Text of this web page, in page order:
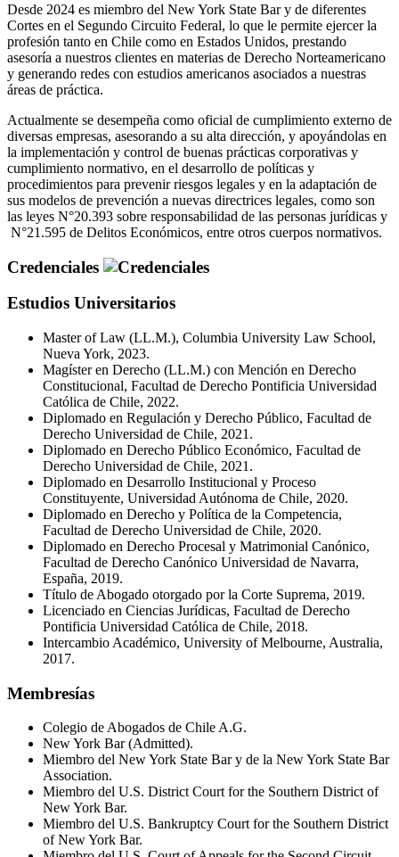
Desde 2024 es miembro del New York State Bar y de diferentes
Cortes en el Segundo Circuito Federal, lo que le permite ejercer la
profesión tanto en Chile como en Estados Unidos, prestando
asesoría a nuestros clientes en materias de Derecho Norteamericano
y generando redes con estudios americanos asociados a nuestras
áreas de práctica.
Actualmente se desempeña como oficial de cumplimiento externo de
diversas empresas, asesorando a su alta dirección, y apoyándolas en
la implementación y control de buenas prácticas corporativas y
cumplimiento normativo, en el desarrollo de políticas y
procedimientos para prevenir riesgos legales y en la adaptación de
sus modelos de prevención a nuevas directrices legales, como son
las leyes N°20.393 sobre responsabilidad de las personas jurídicas y
N°21.595 de Delitos Económicos, entre otros cuerpos normativos.
Credenciales
Estudios Universitarios
Master of Law (LL.M.), Columbia University Law School,
Nueva York, 2023.
Magíster en Derecho (LL.M.) con Mención en Derecho
Constitucional, Facultad de Derecho Pontificia Universidad
Católica de Chile, 2022.
Diplomado en Regulación y Derecho Público, Facultad de
Derecho Universidad de Chile, 2021.
Diplomado en Derecho Público Económico, Facultad de
Derecho Universidad de Chile, 2021.
Diplomado en Desarrollo Institucional y Proceso
Constituyente, Universidad Autónoma de Chile, 2020.
Diplomado en Derecho y Política de la Competencia,
Facultad de Derecho Universidad de Chile, 2020.
Diplomado en Derecho Procesal y Matrimonial Canónico,
Facultad de Derecho Canónico Universidad de Navarra,
España, 2019.
Título de Abogado otorgado por la Corte Suprema, 2019.
Licenciado en Ciencias Jurídicas, Facultad de Derecho
Pontificia Universidad Católica de Chile, 2018.
Intercambio Académico, University of Melbourne, Australia,
2017.
Membresías
Colegio de Abogados de Chile A.G.
New York Bar (Admitted).
Miembro del New York State Bar y de la New York State Bar
Association.
Miembro del U.S. District Court for the Southern District of
New York Bar.
Miembro del U.S. Bankruptcy Court for the Southern District
of New York Bar.